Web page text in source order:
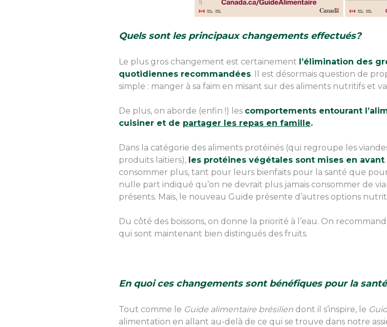
Quels sont les principaux changements effectués?
Le plus gros changement est certainement l’élimination des
quotidiennes recommandées. Il est désormais question de
simple : manger à sa faim en misant sur des aliments nutritifs et
De plus, on aborde (enfin !) les comportements entourant
cuisiner et de partager les repas en famille.
Dans la catégorie des aliments protéinés (qui regroupe les
produits laitiers), les protéines végétales sont mises en avant
consommer plus, tant pour leurs bienfaits pour la santé que pour
nulle part indiqué qu’on ne devrait plus jamais consommer de
présents. Mais, le nouveau Guide présente d’autres options
Du côté des boissons, on donne la priorité à l’eau. On
qui sont maintenant bien distingués des fruits.
En quoi ces changements sont bénéfiques pour la
Tout comme le Guide alimentaire brésilien dont il s’inspire, le
alimentation en allant au-delà de ce qui se trouve dans notre